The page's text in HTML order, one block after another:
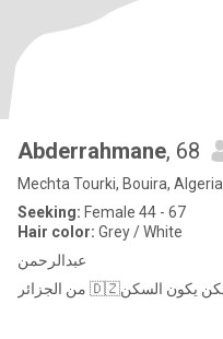
Abderrahmane, 68
Mechta Tourki, Bouira, Algeria
Seeking: Female 44 - 67
Hair color: Grey / White
عبدالرحمن